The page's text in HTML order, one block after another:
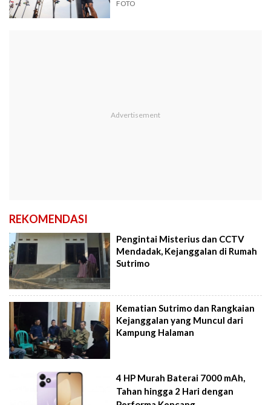
FOTO
REKOMENDASI
Pengintai Misterius dan CCTV
Mendadak, Kejanggalan di Rumah
Sutrimo
Kematian Sutrimo dan Rangkaian
Kejanggalan yang Muncul dari
Kampung Halaman
4 HP Murah Baterai 7000 mAh,
Tahan hingga 2 Hari dengan